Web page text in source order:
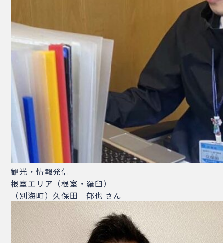
観光・情報発信
根室エリア（根室・羅臼）
（別海町）久保田 郁也 さん